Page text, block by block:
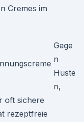
Cremes im
Gege
n
Huste
n,
oft sichere
rezeptfreie